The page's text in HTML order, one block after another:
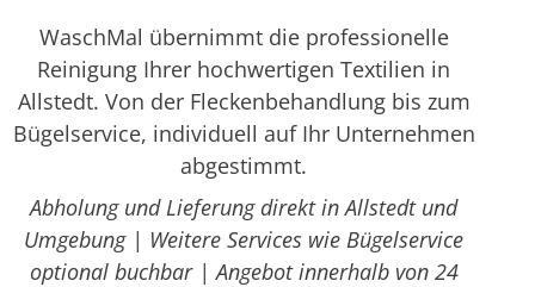
WaschMal übernimmt die professionelle
Reinigung Ihrer hochwertigen Textilien in
Allstedt. Von der Fleckenbehandlung bis zum
Bügelservice, individuell auf Ihr Unternehmen
abgestimmt.
Abholung und Lieferung direkt in Allstedt und
Umgebung | Weitere Services wie Bügelservice
optional buchbar | Angebot innerhalb von 24